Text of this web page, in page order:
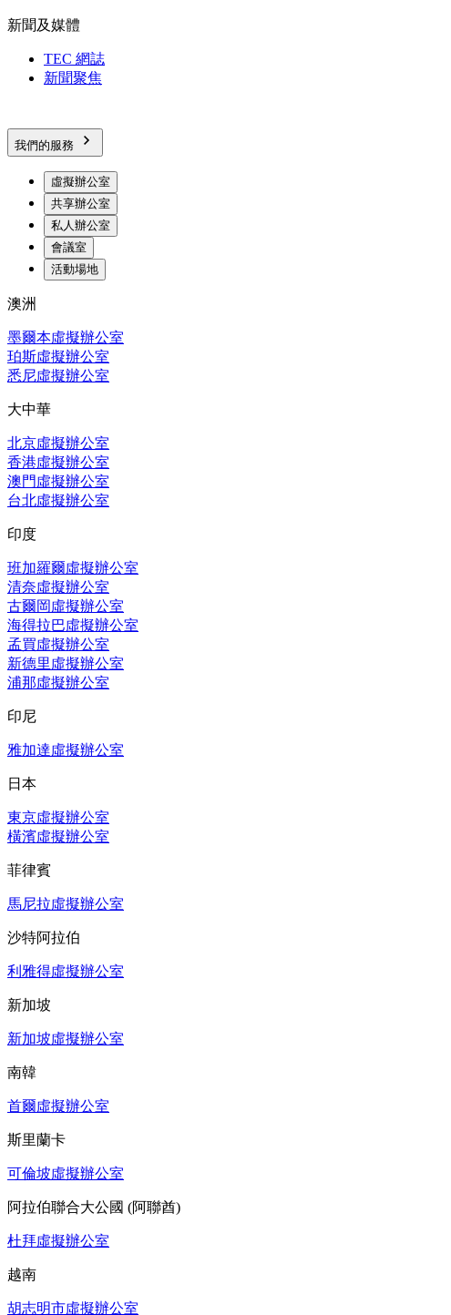
新聞及媒體
TEC 網誌
新聞聚焦
我們的服務
虛擬辦公室
共享辦公室
私人辦公室
會議室
活動場地
澳洲
墨爾本虛擬辦公室
珀斯虛擬辦公室
悉尼虛擬辦公室
大中華
北京虛擬辦公室
香港虛擬辦公室
澳門虛擬辦公室
台北虛擬辦公室
印度
班加羅爾虛擬辦公室
清奈虛擬辦公室
古爾岡虛擬辦公室
海得拉巴虛擬辦公室
孟買虛擬辦公室
新德里虛擬辦公室
浦那虛擬辦公室
印尼
雅加達虛擬辦公室
日本
東京虛擬辦公室
橫濱虛擬辦公室
菲律賓
馬尼拉虛擬辦公室
沙特阿拉伯
利雅得虛擬辦公室
新加坡
新加坡虛擬辦公室
南韓
首爾虛擬辦公室
斯里蘭卡
可倫坡虛擬辦公室
阿拉伯聯合大公國 (阿聯酋)
杜拜虛擬辦公室
越南
胡志明市虛擬辦公室